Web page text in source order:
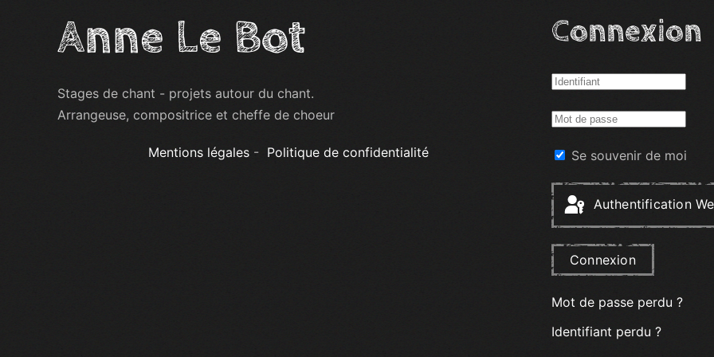
Anne Le Bot
Stages de chant - projets autour du chant.
Arrangeuse, compositrice et cheffe de choeur
Mentions légales - Politique de confidentialité
Connexion
Se souvenir de moi
Authentification
Connexion
Mot de passe perdu ?
Identifiant perdu ?